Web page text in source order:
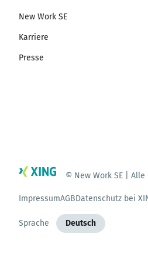
New Work SE
Karriere
Presse
© New Work SE |
ImpressumAGBDatenschutz bei
Sprache Deutsch